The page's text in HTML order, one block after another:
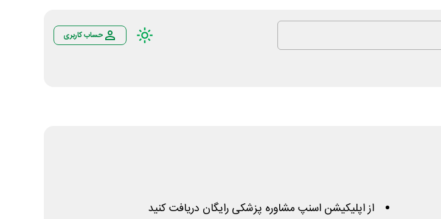
حساب کاربری
از اپلیکیشن اسنپ مشاوره پزشکی رایگان دریافت کنید